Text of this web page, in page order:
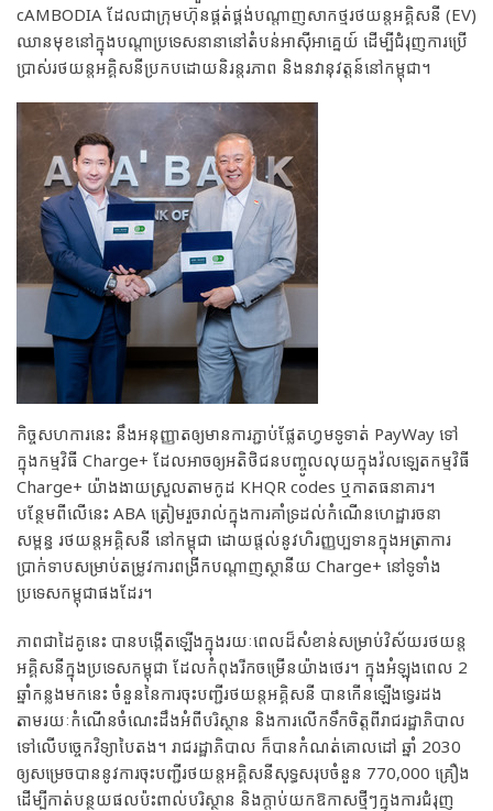
cAMBODIA ដែលជាក្រុមហ៊ុនផ្គត់ផ្គង់បណ្តាញសាកថ្មរថយន្តអគ្គិសនី (EV)
ឈានមុខនៅក្នុងបណ្តាប្រទេសនានានៅតំបន់អាស៊ីអាគ្នេយ៍ ដើម្បីជំរុញការប្រើ
ប្រាស់រថយន្តអគ្គិសនីប្រកបដោយនិរន្តរភាព និងនវានុវត្តន៍នៅកម្ពុជា។
កិច្ចសហការនេះ នឹងអនុញ្ញាតឲ្យមានការភ្ជាប់ផ្លែតហ្វមទូទាត់ PayWay ទៅ
ក្នុងកម្មវិធី Charge+ ដែលអាចឲ្យអតិថិជនបញ្ចូលលុយក្នុងវ៉លឡេតកម្មវិធី
Charge+ យ៉ាងងាយស្រួលតាមកូដ KHQR codes ឬកាតធនាគារ។
បន្ថែមពីលើនេះ ABA ត្រៀមរួចរាល់ក្នុងការគាំទ្រដល់កំណើនហេដ្ឋារចនា
សម្ពន្ធ រថយន្តអគ្គិសនី នៅកម្ពុជា ដោយផ្ដល់នូវហិរញ្ញប្បទានក្នុងអត្រាការ
ប្រាក់ទាបសម្រាប់តម្រូវការពង្រីកបណ្ដាញស្ថានីយ Charge+ នៅទូទាំង
ប្រទេសកម្ពុជាផងដែរ។
ភាពជាដៃគូនេះ បានបង្កើតឡើងក្នុងរយៈពេលដ៏សំខាន់សម្រាប់វិស័យរថយន្ត
អគ្គិសនីក្នុងប្រទេសកម្ពុជា ដែលកំពុងរីកចម្រើនយ៉ាងថេរ។ ក្នុងអំឡុងពេល 2
ឆ្នាំកន្លងមកនេះ ចំនួននៃការចុះបញ្ជីរថយន្តអគ្គិសនី បានកើនឡើងទ្វេរដង
តាមរយៈកំណើនចំណេះដឹងអំពីបរិស្ថាន និងការលើកទឹកចិត្តពីរាជរដ្ឋាភិបាល
ទៅលើបច្ចេកវិទ្យាបៃតង។ រាជរដ្ឋាភិបាល ក៏បានកំណត់គោលដៅ ឆ្នាំ 2030
ឲ្យសម្រេចបាននូវការចុះបញ្ជីរថយន្តអគ្គិសនីសុទ្ធសរុបចំនួន 770,000 គ្រឿង
ដើម្បីកាត់បន្ថយផលប៉ះពាល់បរិស្ថាន និងក្តាប់យកឱកាសថ្មីៗក្នុងការជំរុញ